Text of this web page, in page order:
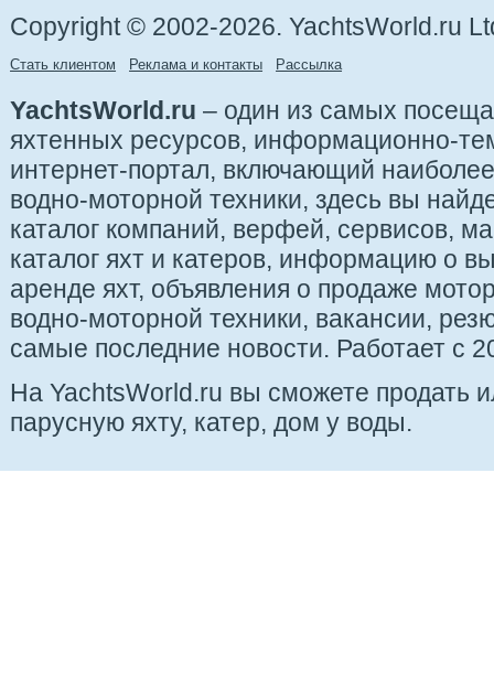
Copyright © 2002-2026. YachtsWorld.ru
Стать клиентом Реклама и контакты Рассылка
YachtsWorld.ru – один из самых
яхтенных ресурсов, информационно-
интернет-портал, включающий
водно-моторной техники, здесь вы
каталог компаний, верфей, сервисов,
каталог яхт и катеров, информацию о
аренде яхт, объявления о продаже
водно-моторной техники, вакансии,
самые последние новости. Работает с
На YachtsWorld.ru вы сможете продать
парусную яхту, катер, дом у воды.